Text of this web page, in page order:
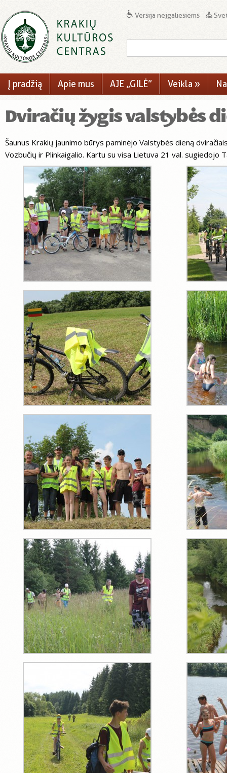
Versija neįgaliesiems
Į pradžią Apie mus AJE „GILĖ” Veikla »
Dviračių žygis valstybės
Šaunus Krakių jaunimo būrys paminėjo Valstybės dieną
Vozbučių ir Plinkaigalio. Kartu su visa Lietuva 21 val. sugiedojo